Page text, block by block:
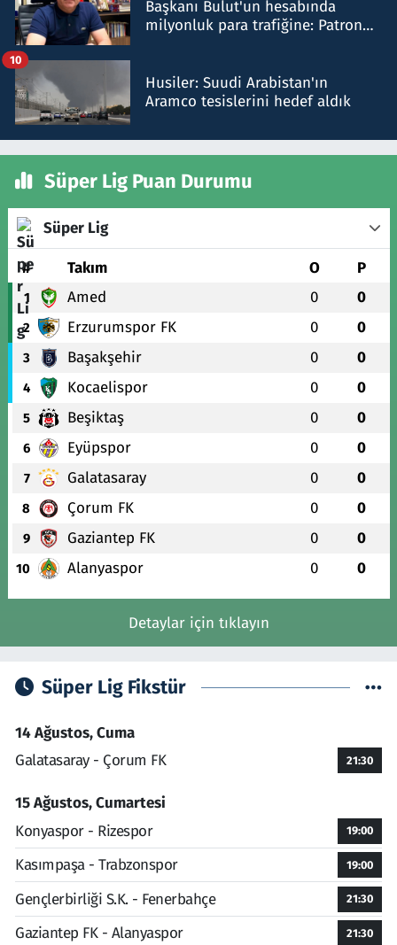
Başkanı Bulut'un hesabında
milyonluk para trafiğine: Patron
Husiler: Suudi Arabistan'ın
Aramco tesislerini hedef aldık
10
Süper Lig Puan Durumu
Süper Lig
# Takım O P
1 Amed 0 0
2 Erzurumspor FK 0 0
3 Başakşehir 0 0
4 Kocaelispor 0 0
5 Beşiktaş 0 0
6 Eyüpspor 0 0
7 Galatasaray 0 0
8 Çorum FK 0 0
9 Gaziantep FK 0 0
10 Alanyaspor 0 0
Detaylar için tıklayın
Süper Lig Fikstür
14 Ağustos, Cuma
Galatasaray - Çorum FK
21:30
15 Ağustos, Cumartesi
Konyaspor - Rizespor
19:00
Kasımpaşa - Trabzonspor 19:00
Gençlerbirliği S.K. - Fenerbahçe 21:30
Gaziantep FK - Alanyaspor 21:30